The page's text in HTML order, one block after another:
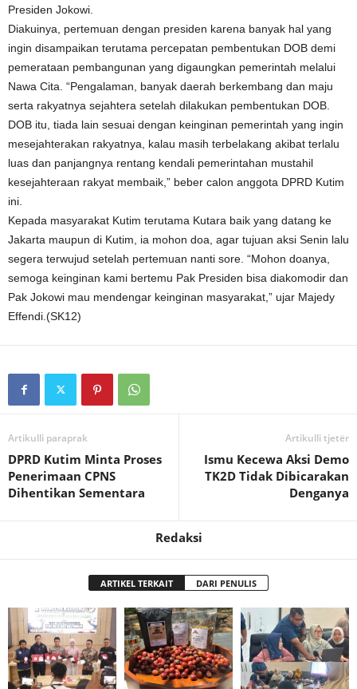
Presiden Jokowi.
Diakuinya, pertemuan dengan presiden karena banyak hal yang
ingin disampaikan terutama percepatan pembentukan DOB demi
pemerataan pembangunan yang digaungkan pemerintah melalui
Nawa Cita. “Pengalaman, banyak daerah berkembang dan maju
serta rakyatnya sejahtera setelah dilakukan pembentukan DOB.
DOB itu, tiada lain sesuai dengan keinginan pemerintah yang ingin
mesejahterakan rakyatnya, kalau masih terbelakang akibat terlalu
luas dan panjangnya rentang kendali pemerintahan mustahil
kesejahteraan rakyat membaik,” beber calon anggota DPRD Kutim
ini.
Kepada masyarakat Kutim terutama Kutara baik yang datang ke
Jakarta maupun di Kutim, ia mohon doa, agar tujuan aksi Senin lalu
segera terwujud setelah pertemuan nanti sore. “Mohon doanya,
semoga keinginan kami bertemu Pak Presiden bisa diakomodir dan
Pak Jokowi mau mendengar keinginan masyarakat,” ujar Majedy
Effendi.(SK12)
Artikulli paraprak
DPRD Kutim Minta Proses
Penerimaan CPNS
Dihentikan Sementara
Artikulli tjetër
Ismu Kecewa Aksi Demo
TK2D Tidak Dibicarakan
Denganya
Redaksi
ARTIKEL TERKAIT DARI PENULIS